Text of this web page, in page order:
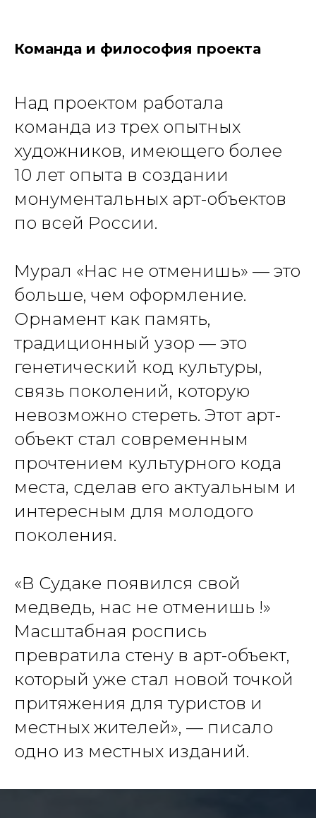
Команда и философия проекта
Над проектом работала
команда из трех опытных
художников, имеющего более
10 лет опыта в создании
монументальных арт-объектов
по всей России.
Мурал «Нас не отменишь» — это
больше, чем оформление.
Орнамент как память,
традиционный узор — это
генетический код культуры,
связь поколений, которую
невозможно стереть. Этот арт-
объект стал современным
прочтением культурного кода
места, сделав его актуальным и
интересным для молодого
поколения.
«В Судаке появился свой
медведь, нас не отменишь !»
Масштабная роспись
превратила стену в арт-объект,
который уже стал новой точкой
притяжения для туристов и
местных жителей», — писало
одно из местных изданий.